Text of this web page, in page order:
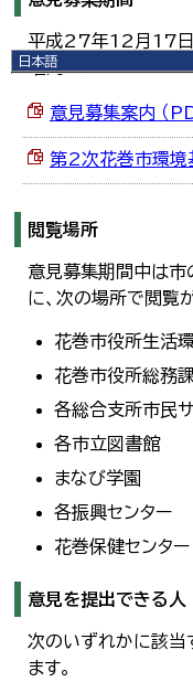
日本語
English
한국어
繁體中文
平成27年12月17日
曜）まで
意見募集案内 （
第2次花巻市環境
閲覧場所
意見募集期間中は市
に、次の場所で閲覧
花巻市役所生活
花巻市役所総務課
各総合支所市民
各市立図書館
まなび学園
各振興センター
花巻保健センター
意見を提出できる人
次のいずれかに該当
ます。